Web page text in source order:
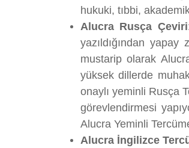
hukuki, tıbbi,
Alucra Rusça Çeviri
yazıldığından
mustarip olarak
yüksek dillerde
onaylı yeminli Rusça
görevlendirmesi
Alucra Yeminli
Alucra İngilizce